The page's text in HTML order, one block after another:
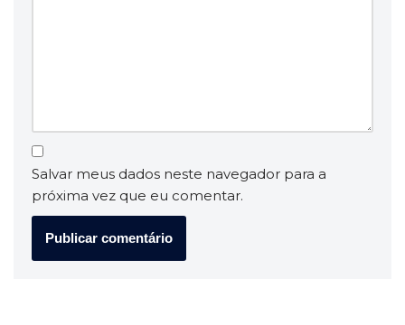
Salvar meus dados neste navegador para a
próxima vez que eu comentar.